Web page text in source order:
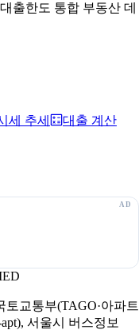
출한도 통합 부동산 데
세 추세
대출 계산
토교통부(TAGO·아파트
서울시 버스정보